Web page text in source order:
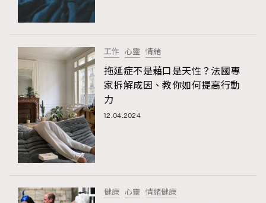
工作 心靈 情緒
拖延症不是藉口是天性？法國專
家拆解成因、教你如何提高行動
力
12.04.2024
健康 心靈 情緒健康